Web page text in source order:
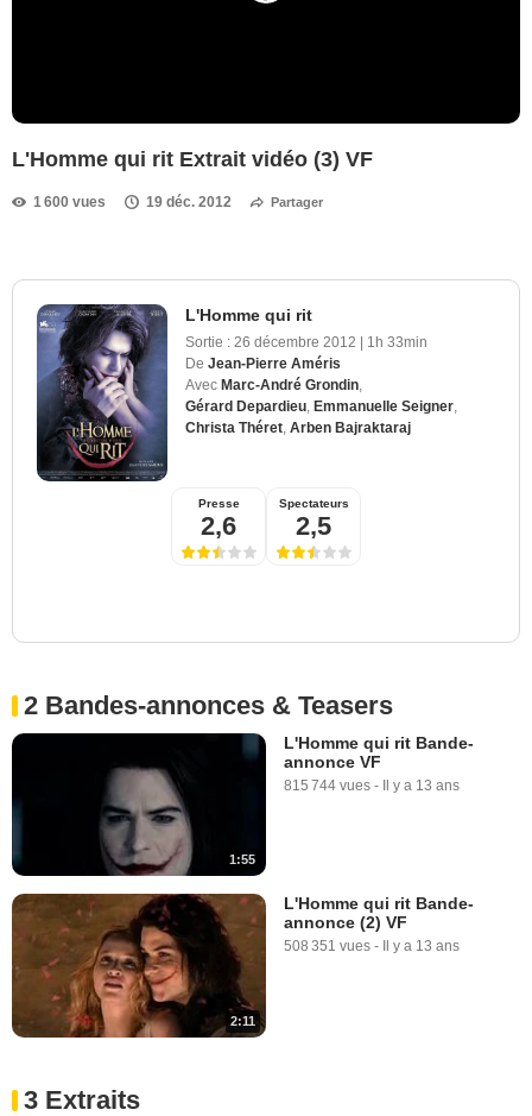
L'Homme qui rit Extrait vidéo (3) VF
1 600 vues 19 déc. 2012 Partager
L'Homme qui rit
Sortie : 26 décembre 2012 | 1h 33min
De Jean-Pierre Améris
Avec Marc-André Grondin
Gérard Depardieu Emmanuelle Seigner
Christa Théret Arben Bajraktaraj
Presse
2,6
Spectateurs
2,5
2 Bandes-annonces & Teasers
1:55
L'Homme qui rit Bande-
annonce VF
815 744 vues - Il y a 13 ans
2:11
L'Homme qui rit Bande-
annonce (2) VF
508 351 vues - Il y a 13 ans
3 Extraits